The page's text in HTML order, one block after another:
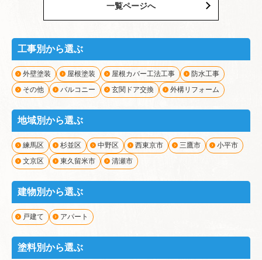
一覧ページへ
工事別から選ぶ
外壁塗装 屋根塗装 屋根カバー工法工事
防水工事
その他
バルコニー 玄関ドア交換 外構リフォーム
地域別から選ぶ
練馬区 杉並区 中野区 西東京市 三鷹市
小平市
文京区
東久留米市 清瀬市
建物別から選ぶ
戸建て アパート
塗料別から選ぶ